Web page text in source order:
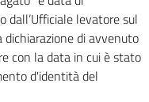
dall’Ufficiale levatore sul
di avvenuto
con la data in cui è stato
d'identità del